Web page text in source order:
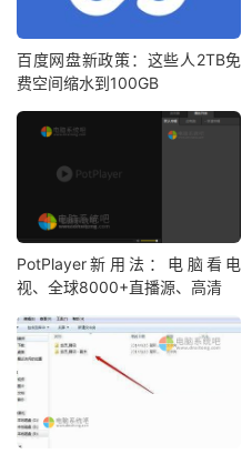
百度网盘新政策：这些人2TB免
费空间缩水到100GB
PotPlayer新用法：电脑看电
视、全球8000+直播源、高清